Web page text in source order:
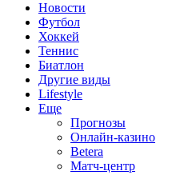
Новости
Футбол
Хоккей
Теннис
Биатлон
Другие виды
Lifestyle
Еще
Прогнозы
Онлайн-казино
Betera
Матч-центр